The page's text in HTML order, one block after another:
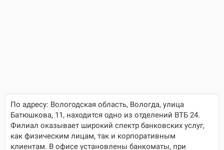
По адресу: Вологодская область, Вологда, улица
Батюшкова, 11, находится одно из отделений ВТБ 24.
Филиал оказывает широкий спектр банковских услуг,
как физическим лицам, так и корпоративным
клиентам. В офисе установлены банкоматы, при